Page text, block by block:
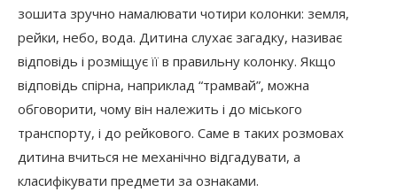
зошита зручно намалювати чотири колонки: земля,
рейки, небо, вода. Дитина слухає загадку, називає
відповідь і розміщує її в правильну колонку. Якщо
відповідь спірна, наприклад “трамвай”, можна
обговорити, чому він належить і до міського
транспорту, і до рейкового. Саме в таких розмовах
дитина вчиться не механічно відгадувати, а
класифікувати предмети за ознаками.